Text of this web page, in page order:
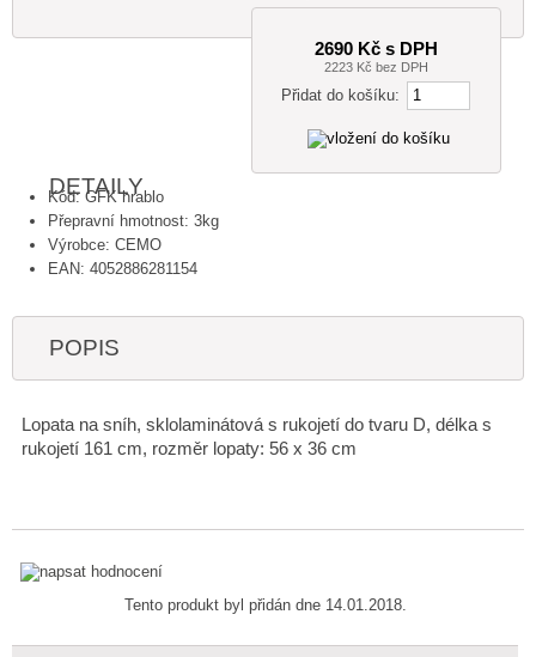
2690 Kč s DPH
2223 Kč bez DPH
Přidat do košíku:
DETAILY
Kód: GFK hrablo
Přepravní hmotnost: 3kg
Výrobce: CEMO
EAN: 4052886281154
POPIS
Lopata na sníh, sklolaminátová s rukojetí do tvaru D, délka s
rukojetí 161 cm, rozměr lopaty: 56 x 36 cm
Tento produkt byl přidán dne 14.01.2018.